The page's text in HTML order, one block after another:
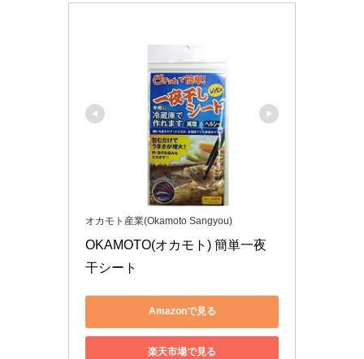
オカモト産業(Okamoto Sangyou)
OKAMOTO(オカモト) 簡単一夜
干シート
Amazonで見る
楽天市場で見る